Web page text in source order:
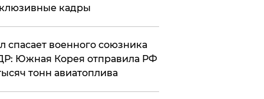
кадры
спасает военного союзника
Южная Корея отправила РФ
тонн авиатоплива